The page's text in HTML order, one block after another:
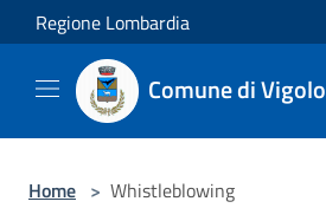
Salta al contenuto principale
Regione Lombardia
Comune di Vigolo
Home > Whistleblowing